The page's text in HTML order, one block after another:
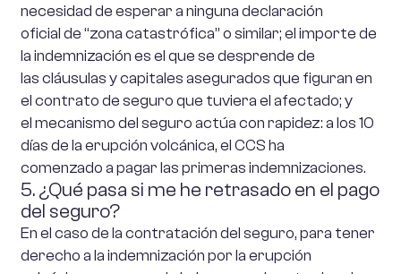
necesidad de esperar a ninguna declaración
oficial de “zona catastrófica” o similar; el importe de
la indemnización es el que se desprende de
las cláusulas y capitales asegurados que figuran en
el contrato de seguro que tuviera el afectado; y
el mecanismo del seguro actúa con rapidez: a los 10
días de la erupción volcánica, el CCS ha
comenzado a pagar las primeras indemnizaciones.
5. ¿Qué pasa si me he retrasado en el pago
del seguro?
En el caso de la contratación del seguro, para tener
derecho a la indemnización por la erupción